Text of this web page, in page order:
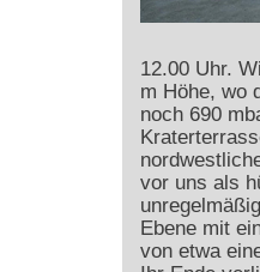
12.00 Uhr.
m Höhe, wo
noch 690
vor uns als
Ebene mit
von etwa